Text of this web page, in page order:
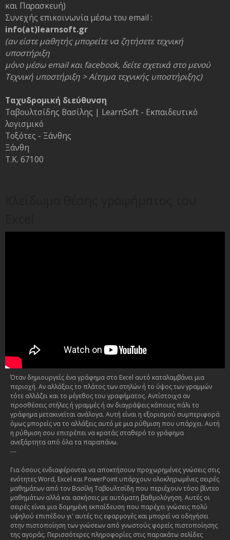
και Παρασκευή)
Συνεχής επικοινωνία μέσω του email :
info(at)learnsoft.gr
(αν είστε μαθητής μπορείτε να ζητήσετε τεχνική
υποστήριξη
μόνο μέσω email και facebook, δείτε σχετικά στο μενού
Τεχνική υποστήριξη > Αίτημα τεχνικής υποστήριξης)
Ταχυδρομική διεύθυνση
Ταβουλτσίδης Βασίλης | LearnSoft - Εκπαιδευτικό
λογισμικό
Τοξότες - Ξάνθης
Ξάνθη
Τ.Κ. 67100
Όταν δημιουργείς ένα γράφημα στο Excel αυτό καταλαμβάνει μια
περιοχή. Αν αλλάξεις το πλάτος των στηλών ή το ύψος των γραμμών
τότε αλλάζει και το μέγεθος του γραφήματος. Αντίστοιχα αν
προσθέσεις στήλες ή γραμμές ή αν διαγράψεις κάποιες πάλι το
γράφημα μετακινείται ανάλογα. Αυτή είναι η εξορισμού συμπεριφορά
όμως μπορείς να το αλλάξεις αυτό με μια ρύθμιση που υπάρχει. Αυτή
η ρύθμιση σου επιτρέπει να κρατάς σταθερό το γράφημα
ανεξάρτητα από όλα τα παραπάνω.
---
Για όσους ενδιαφέρονται να αποκτήσουν προχωρημένες γνώσεις στις
ενότητες Word, Excel και PowerPoint υπάρχουν ολοκληρωμένες σειρές
μαθημάτων από τον Βασίλη Ταβουλτσίδη που περιέχουν τόσο βίντεο
μαθημάτων αλλά και ασκήσεις με αυτόματη βαθμολόγηση. Αυτές οι
σειρές είναι μια δομημένη εκπαίδευση που παρέχει γνώσεις πολύ
υψηλού επιπέδου γι' αυτές τις εφαρμογές και μπορεί να οδηγήσει
στην πιστοποίηση των γνώσεων από γνωστούς φορείς πιστοποίησης
της αγοράς. Περισσότερες πληροφορίες στις παρακάτω σελίδες